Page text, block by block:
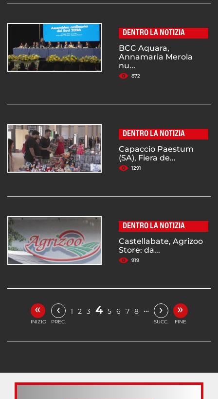
DENTRO LA NOTIZIA
BCC Aquara,
Annamaria Merola
nu...
872
DENTRO LA NOTIZIA
Capaccio Paestum
(SA), Fiera de...
1291
DENTRO LA NOTIZIA
Castellabate, Agrizoo
Store: da...
919
«
INIZIO
‹
PREC.
1 2 3 4 5 6 7 8 … ›
SUCC.
»
FINE